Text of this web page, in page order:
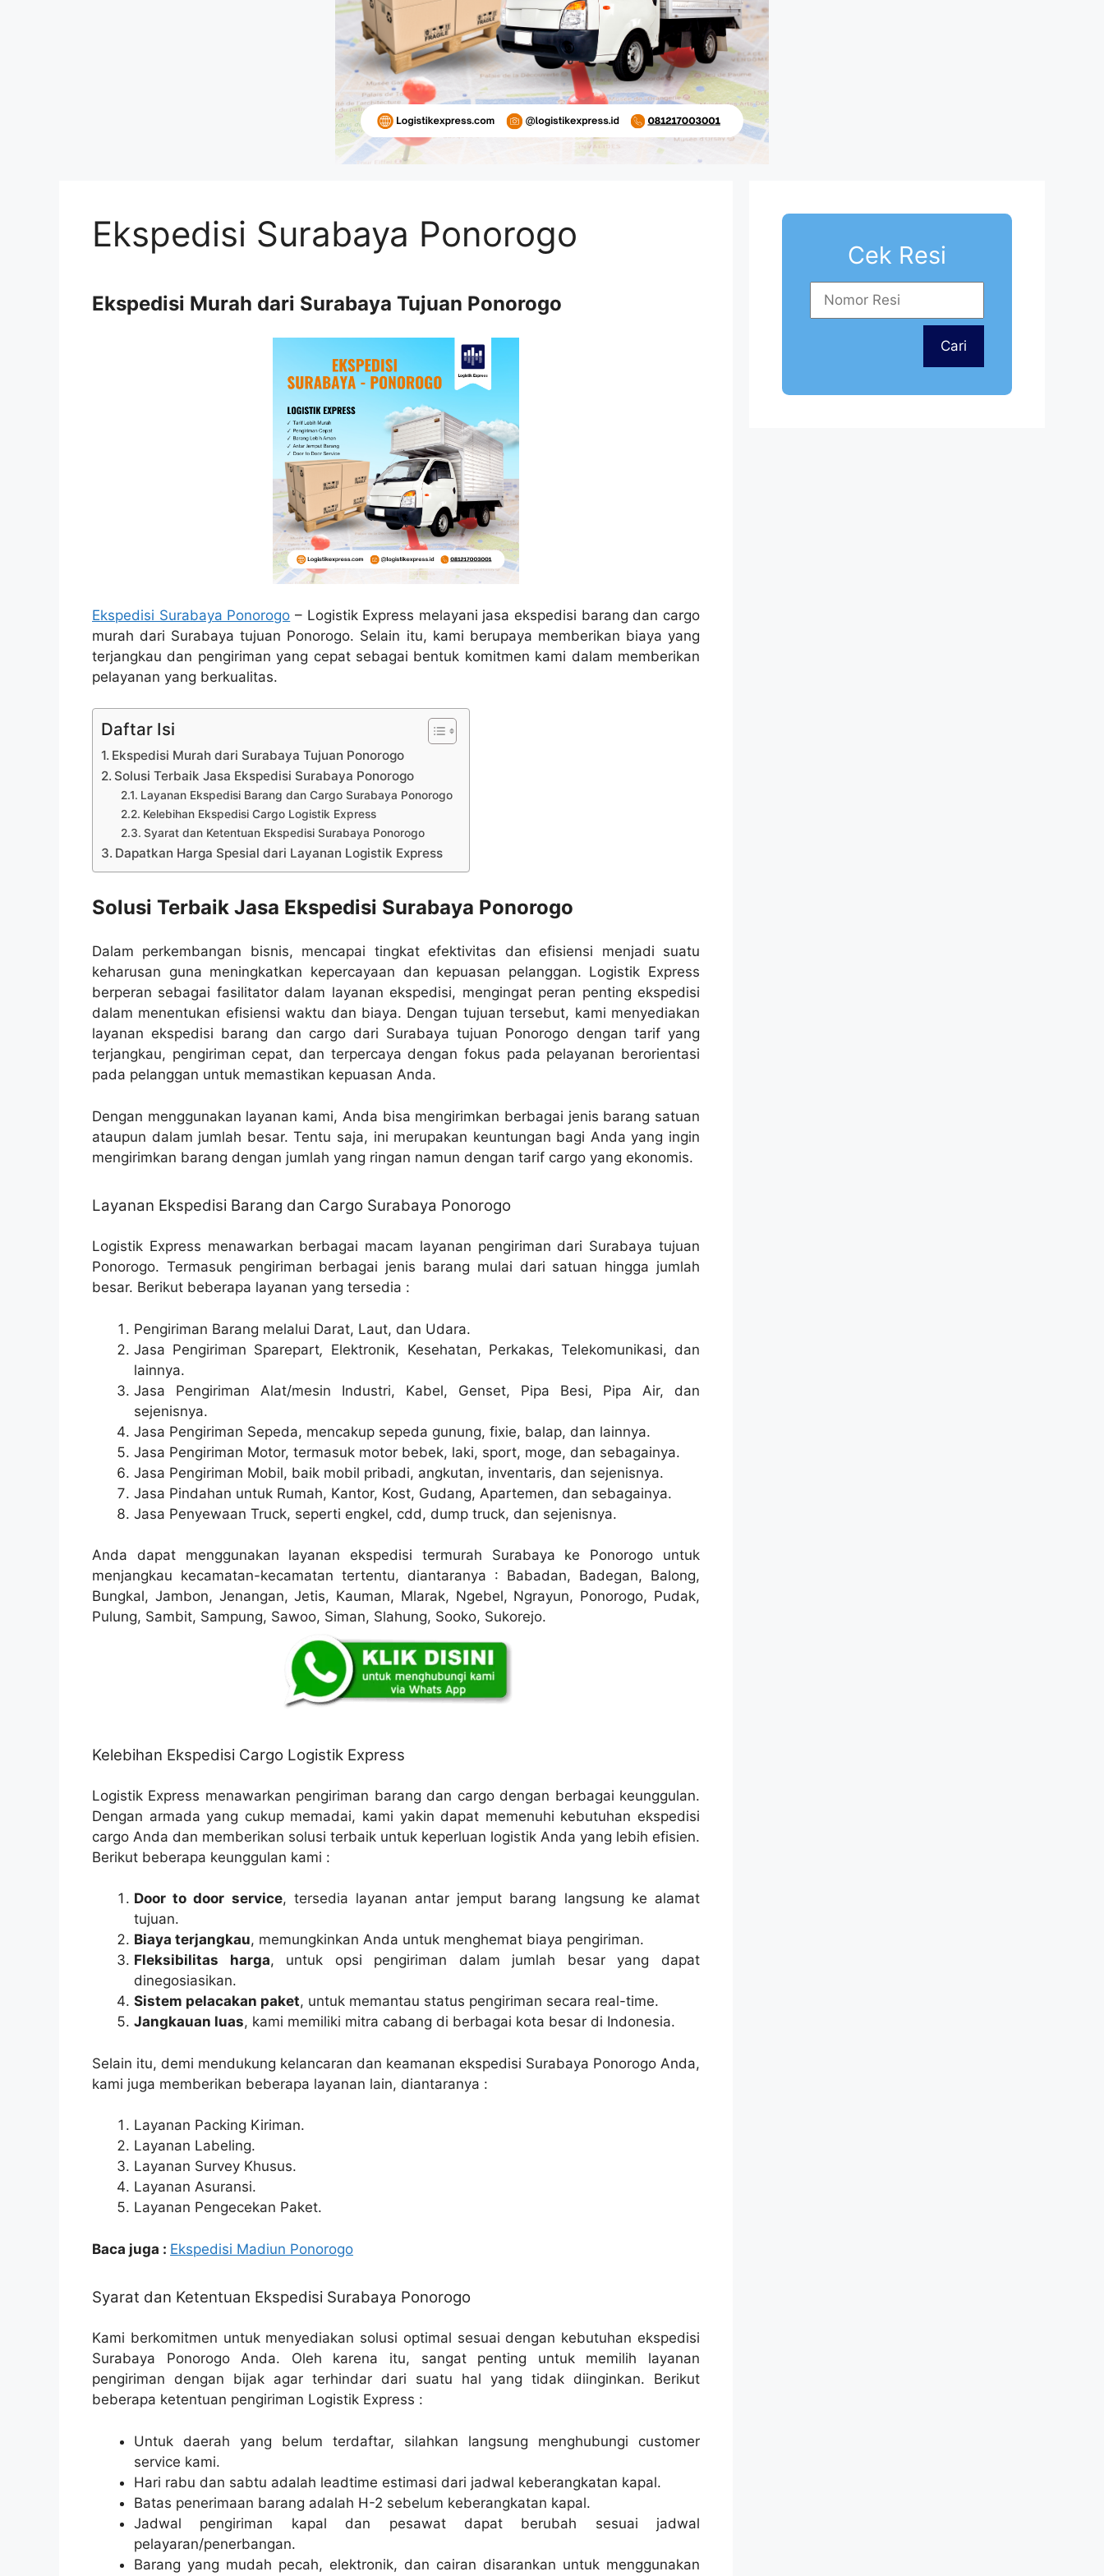
Ekspedisi Surabaya Ponorogo
Ekspedisi Murah dari Surabaya Tujuan Ponorogo
Ekspedisi Surabaya Ponorogo – Logistik Express melayani jasa ekspedisi barang dan cargo
murah dari Surabaya tujuan Ponorogo. Selain itu, kami berupaya memberikan biaya yang
terjangkau dan pengiriman yang cepat sebagai bentuk komitmen kami dalam memberikan
pelayanan yang berkualitas.
Daftar Isi
Ekspedisi Murah dari Surabaya Tujuan Ponorogo
Solusi Terbaik Jasa Ekspedisi Surabaya Ponorogo
Layanan Ekspedisi Barang dan Cargo Surabaya Ponorogo
Kelebihan Ekspedisi Cargo Logistik Express
Syarat dan Ketentuan Ekspedisi Surabaya Ponorogo
Dapatkan Harga Spesial dari Layanan Logistik Express
Solusi Terbaik Jasa Ekspedisi Surabaya Ponorogo
Dalam perkembangan bisnis, mencapai tingkat efektivitas dan efisiensi menjadi suatu
keharusan guna meningkatkan kepercayaan dan kepuasan pelanggan. Logistik Express
berperan sebagai fasilitator dalam layanan ekspedisi, mengingat peran penting ekspedisi
dalam menentukan efisiensi waktu dan biaya. Dengan tujuan tersebut, kami menyediakan
layanan ekspedisi barang dan cargo dari Surabaya tujuan Ponorogo dengan tarif yang
terjangkau, pengiriman cepat, dan terpercaya dengan fokus pada pelayanan berorientasi
pada pelanggan untuk memastikan kepuasan Anda.
Dengan menggunakan layanan kami, Anda bisa mengirimkan berbagai jenis barang satuan
ataupun dalam jumlah besar. Tentu saja, ini merupakan keuntungan bagi Anda yang ingin
mengirimkan barang dengan jumlah yang ringan namun dengan tarif cargo yang ekonomis.
Layanan Ekspedisi Barang dan Cargo Surabaya Ponorogo
Logistik Express menawarkan berbagai macam layanan pengiriman dari Surabaya tujuan
Ponorogo. Termasuk pengiriman berbagai jenis barang mulai dari satuan hingga jumlah
besar. Berikut beberapa layanan yang tersedia :
Pengiriman Barang melalui Darat, Laut, dan Udara.
Jasa Pengiriman Sparepart, Elektronik, Kesehatan, Perkakas, Telekomunikasi, dan
lainnya.
Jasa Pengiriman Alat/mesin Industri, Kabel, Genset, Pipa Besi, Pipa Air, dan
sejenisnya.
Jasa Pengiriman Sepeda, mencakup sepeda gunung, fixie, balap, dan lainnya.
Jasa Pengiriman Motor, termasuk motor bebek, laki, sport, moge, dan sebagainya.
Jasa Pengiriman Mobil, baik mobil pribadi, angkutan, inventaris, dan sejenisnya.
Jasa Pindahan untuk Rumah, Kantor, Kost, Gudang, Apartemen, dan sebagainya.
Jasa Penyewaan Truck, seperti engkel, cdd, dump truck, dan sejenisnya.
Anda dapat menggunakan layanan ekspedisi termurah Surabaya ke Ponorogo untuk
menjangkau kecamatan-kecamatan tertentu, diantaranya : Babadan, Badegan, Balong,
Bungkal, Jambon, Jenangan, Jetis, Kauman, Mlarak, Ngebel, Ngrayun, Ponorogo, Pudak,
Pulung, Sambit, Sampung, Sawoo, Siman, Slahung, Sooko, Sukorejo.
Kelebihan Ekspedisi Cargo Logistik Express
Logistik Express menawarkan pengiriman barang dan cargo dengan berbagai keunggulan.
Dengan armada yang cukup memadai, kami yakin dapat memenuhi kebutuhan ekspedisi
cargo Anda dan memberikan solusi terbaik untuk keperluan logistik Anda yang lebih efisien.
Berikut beberapa keunggulan kami :
Door to door service, tersedia layanan antar jemput barang langsung ke alamat
tujuan.
Biaya terjangkau, memungkinkan Anda untuk menghemat biaya pengiriman.
Fleksibilitas harga, untuk opsi pengiriman dalam jumlah besar yang dapat
dinegosiasikan.
Sistem pelacakan paket, untuk memantau status pengiriman secara real-time.
Jangkauan luas, kami memiliki mitra cabang di berbagai kota besar di Indonesia.
Selain itu, demi mendukung kelancaran dan keamanan ekspedisi Surabaya Ponorogo Anda,
kami juga memberikan beberapa layanan lain, diantaranya :
Layanan Packing Kiriman.
Layanan Labeling.
Layanan Survey Khusus.
Layanan Asuransi.
Layanan Pengecekan Paket.
Baca juga : Ekspedisi Madiun Ponorogo
Syarat dan Ketentuan Ekspedisi Surabaya Ponorogo
Kami berkomitmen untuk menyediakan solusi optimal sesuai dengan kebutuhan ekspedisi
Surabaya Ponorogo Anda. Oleh karena itu, sangat penting untuk memilih layanan
pengiriman dengan bijak agar terhindar dari suatu hal yang tidak diinginkan. Berikut
beberapa ketentuan pengiriman Logistik Express :
Untuk daerah yang belum terdaftar, silahkan langsung menghubungi customer
service kami.
Hari rabu dan sabtu adalah leadtime estimasi dari jadwal keberangkatan kapal.
Batas penerimaan barang adalah H-2 sebelum keberangkatan kapal.
Jadwal pengiriman kapal dan pesawat dapat berubah sesuai jadwal
pelayaran/penerbangan.
Barang yang mudah pecah, elektronik, dan cairan disarankan untuk menggunakan
Cek Resi
Cari